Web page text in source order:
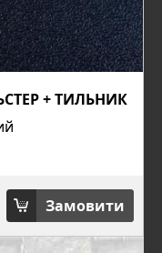
+ ТИЛЬНИК
Замовити